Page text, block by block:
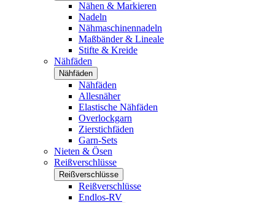
Nähen & Markieren
Nadeln
Nähmaschinennadeln
Maßbänder & Lineale
Stifte & Kreide
Nähfäden
Nähfäden
Nähfäden
Allesnäher
Elastische Nähfäden
Overlockgarn
Zierstichfäden
Garn-Sets
Nieten & Ösen
Reißverschlüsse
Reißverschlüsse
Reißverschlüsse
Endlos-RV